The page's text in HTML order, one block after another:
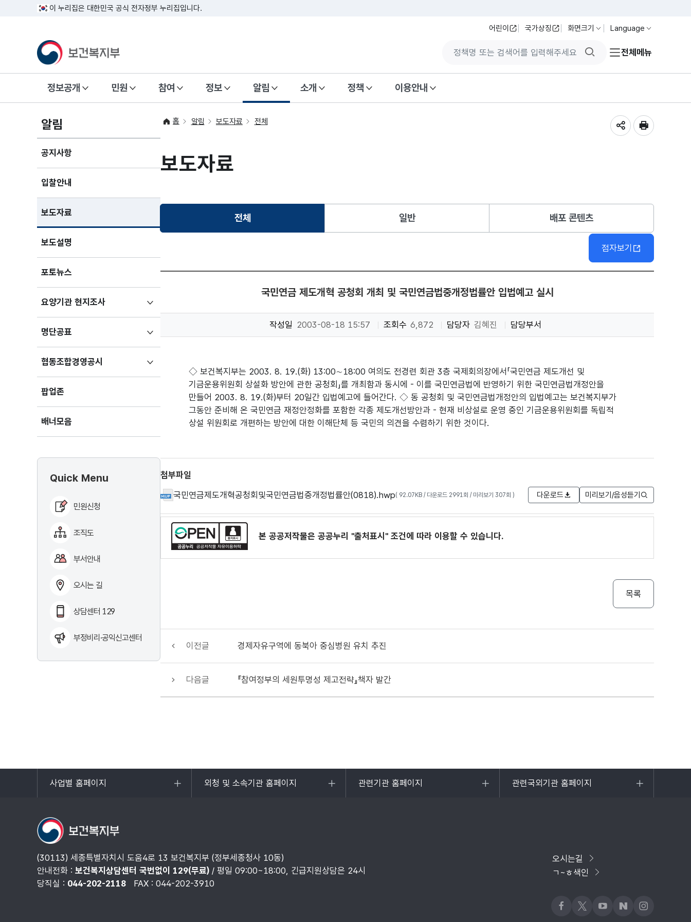
이 누리집은 대한민국 공식 전자정부 누리집입니다.
어린이 국가상징 화면크기 Language
검색버튼전체메뉴
정보공개 민원 참여 정보 알림 소개 정책 이용안내
알림
공지사항
입찰안내
보도자료
보도설명
포토뉴스
요양기관 현지조사하위메뉴
펼치기
명단공표
펼치기
협동조합경영공시
펼치기
팝업존
배너모음
Quick Menu
민원신청
조직도
부서안내
오시는 길
상담센터 129
부정비리·공익신고센터
홈 알림 보도자료 전체
보도자료
전체선택됨 일반 배포 콘텐츠
점자보기
국민연금 제도개혁 공청회 개최 및 국민연금법중개정법률안 입법예고 실시
작성일 2003-08-18 15:57 조회수 6,872 담당자 김혜진 담당부서
◇ 보건복지부는 2003. 8. 19.(화) 13:00∼18:00 여의도 전경련 회관 3층 국제회의장에서「국민연금 제도개선 및
기금운용위원회 상설화 방안에 관한 공청회」를 개최함과 동시에 - 이를 국민연금법에 반영하기 위한 국민연금법개정안을
만들어 2003. 8. 19.(화)부터 20일간 입법예고에 들어간다. ◇ 동 공청회 및 국민연금법개정안의 입법예고는 보건복지부가
그동안 준비해 온 국민연금 재정안정화를 포함한 각종 제도개선방안과 - 현재 비상설로 운영 중인 기금운용위원회를 독립적
상설 위원회로 개편하는 방안에 대한 이해단체 등 국민의 의견을 수렴하기 위한 것이다.
첨부파일
국민연금제도개혁공청회및국민연금법중개정법률안(0818).hwp( 92.07KB / 다운로드 2991회 / 미리보기 307회 ) 다운로드 미리보기/음성듣기
본 공공저작물은 공공누리 "출처표시" 조건에 따라 이용할 수 있습니다.
목록
이전글 경제자유구역에 동북아 중심병원 유치 추진
다음글 『참여정부의 세원투명성 제고전략』책자 발간
사업별 홈페이지
목록
외청 및 소속기관 홈페이지
목록
관련기관 홈페이지
목록
관련국외기관 홈페이지
목록
(30113) 세종특별자치시 도움4로 13 보건복지부 (정부세종청사 10동)
안내전화 : 보건복지상담센터 국번없이 129(무료) / 평일 09:00~18:00, 긴급지원상담은 24시
당직실 : 044-202-2118 FAX : 044-202-3910
오시는길
ㄱ~ㅎ색인
페이스북
x 유튜브네이버블로그
인스타그램